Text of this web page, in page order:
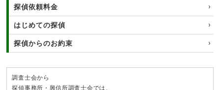
探偵依頼料金
はじめての探偵
探偵からのお約束
調査士会から
探偵事務所・興信所調査士会では、